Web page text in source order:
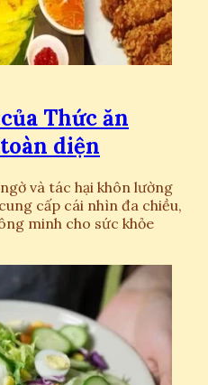
Thức ăn
diện
và tác hại khôn lường
cấp cái nhìn đa chiều,
minh cho sức khỏe